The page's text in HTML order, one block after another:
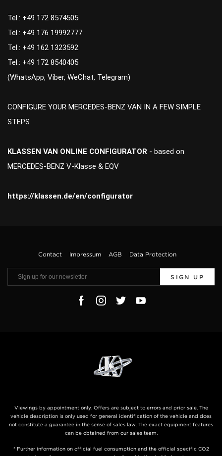
Tel.: +49 172 8574505
Tel.: +49 176 19992777
Tel.: +49 162 1323592
Tel.: +49 172 8540405
(WhatsApp, Viber, WeChat, Telegram)
CONFIGURE YOUR MERCEDES-BENZ VAN IN A FEW SIMPLE
STEPS
KLASSEN VAN ONLINE CONFIGURATOR - based on
MERCEDES-BENZ V-Klasse & EQV
https://klassen.de/en/configurator
Contact Impressum AGB Data Protection
SIGN UP
Viewings by appointment only. Offers are subject to errors and prior sale. The
vehicle description is only used for general identification of the vehicle and does
not constitute a guarantee in the sense of sales law. The exact equipment features
can be obtained from our sales team.
* Further information on official fuel consumption and the official specific CO2